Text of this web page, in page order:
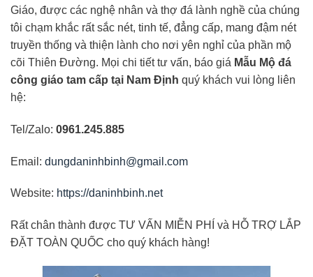
Giáo, được các nghệ nhân và thợ đá lành nghề của chúng
tôi chạm khắc rất sắc nét, tinh tế, đẳng cấp, mang đậm nét
truyền thống và thiện lành cho nơi yên nghỉ của phần mộ
cõi Thiên Đường. Mọi chi tiết tư vấn, báo giá Mẫu Mộ đá
công giáo tam cấp tại Nam Định quý khách vui lòng liên
hệ:
Tel/Zalo: 0961.245.885
Email: dungdaninhbinh@gmail.com
Website: https://daninhbinh.net
Rất chân thành được TƯ VẤN MIỄN PHÍ và HỖ TRỢ LẮP
ĐẶT TOÀN QUỐC cho quý khách hàng!